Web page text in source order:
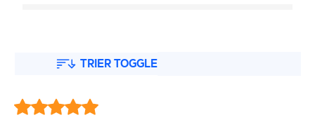
TRIER TOGGLE